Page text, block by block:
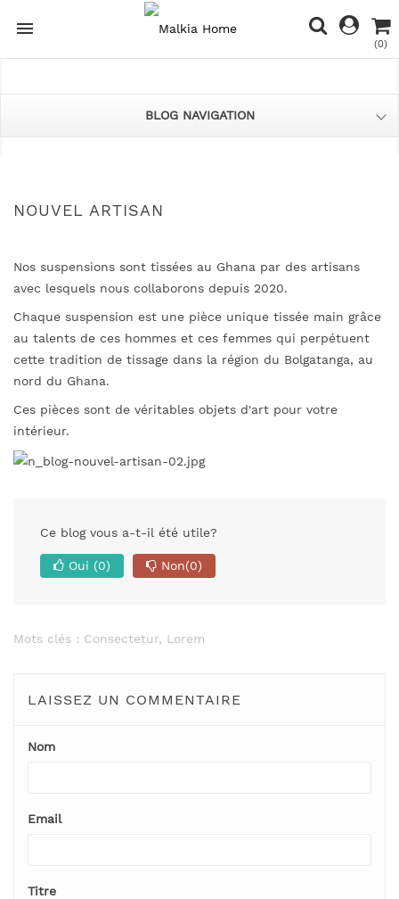

(0)
BLOG NAVIGATION
NOUVEL ARTISAN
Nos suspensions sont tissées au Ghana par des artisans
avec lesquels nous collaborons depuis 2020.
Chaque suspension est une pièce unique tissée main grâce
au talents de ces hommes et ces femmes qui perpétuent
cette tradition de tissage dans la région du Bolgatanga, au
nord du Ghana.
Ces pièces sont de véritables objets d'art pour votre
intérieur.
Ce blog vous a-t-il été utile?
Oui (0) Non(0)
Mots clés : Consectetur, Lorem
LAISSEZ UN COMMENTAIRE
Nom
Email
Titre